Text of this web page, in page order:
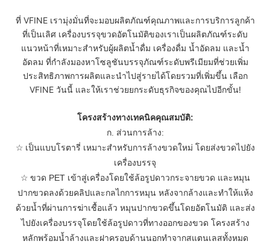
ที่ VFINE เรามุ่งมั่นที่จะมอบผลิตภัณฑ์คุณภาพและการบริการลูกค้า
ที่เป็นเลิศ เครื่องบรรจุขวดอัตโนมัติของเราเป็นผลิตภัณฑ์ระดับ
แนวหน้าที่เหมาะสำหรับผู้ผลิตน้ำดื่ม เครื่องดื่ม น้ำอัดลม และน้ำ
อัดลม ที่กำลังมองหาโซลูชันบรรจุภัณฑ์ระดับพรีเมียมที่ช่วยเพิ่ม
ประสิทธิภาพการผลิตและนำไปสู่รายได้โดยรวมที่เพิ่มขึ้น เลือก
VFINE วันนี้ และให้เราช่วยยกระดับธุรกิจของคุณไปอีกขั้น!
โครงสร้างทางเทคนิคคุณสมบัติ:
ก. ส่วนการล้าง:
☆ เป็นแบบโรตารี่ เหมาะสำหรับการล้างขวดใหม่ โดยส่งขวดไปยัง
เครื่องบรรจุ
☆ ขวด PET เข้าสู่เครื่องโดยใช้ล้อรูปดาวกระจายขวด และหมุน
ปากขวดลงด้วยคลิปและกลไกการหมุน หลังจากล้างและทำให้แห้ง
ด้วยน้ำที่ผ่านการฆ่าเชื้อแล้ว หมุนปากขวดขึ้นโดยอัตโนมัติ และส่ง
ไปยังเครื่องบรรจุโดยใช้ล้อรูปดาวที่ทางออกของขวด โครงสร้าง
หลักพร้อมน้ำล้างและฝาครอบด้านนอกทำจากสแตนเลสทั้งหมด